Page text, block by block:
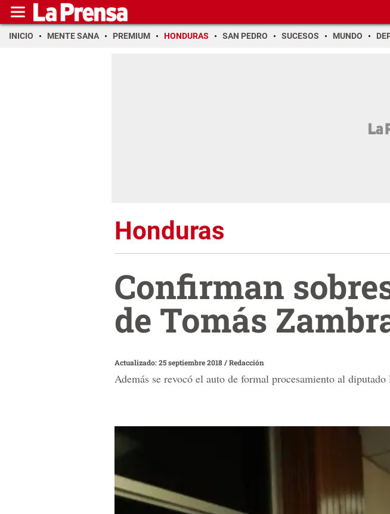
INICIO MENTE SANA PREMIUM HONDURAS SAN PEDRO SUCESOS MUNDO
Honduras
Confirman
de Tomás
Actualizado: 25 septiembre 2018/Redacción
Además se revocó el auto de formal procesamiento al